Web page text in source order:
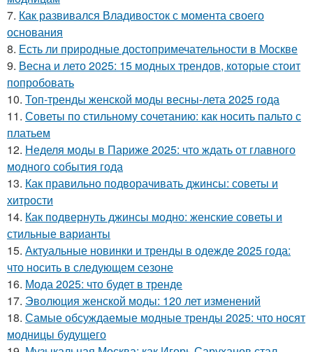
7. Как развивался Владивосток с момента своего
основания
8. Есть ли природные достопримечательности в Москве
9. Весна и лето 2025: 15 модных трендов, которые стоит
попробовать
10. Топ-тренды женской моды весны-лета 2025 года
11. Советы по стильному сочетанию: как носить пальто с
платьем
12. Неделя моды в Париже 2025: что ждать от главного
модного события года
13. Как правильно подворачивать джинсы: советы и
хитрости
14. Как подвернуть джинсы модно: женские советы и
стильные варианты
15. Актуальные новинки и тренды в одежде 2025 года:
что носить в следующем сезоне
16. Мода 2025: что будет в тренде
17. Эволюция женской моды: 120 лет изменений
18. Самые обсуждаемые модные тренды 2025: что носят
модницы будущего